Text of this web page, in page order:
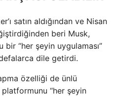
satın aldığından ve Nisan
beri Musk,
“her şeyin uygulaması”
dile getirdi.
özelliği de ünlü
“her şeyin